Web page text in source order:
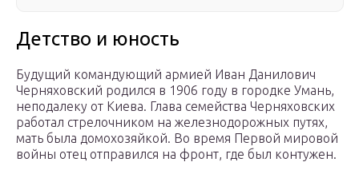
Детство и юность
Будущий командующий армией Иван Данилович
Черняховский родился в 1906 году в городке Умань,
неподалеку от Киева. Глава семейства Черняховских
работал стрелочником на железнодорожных путях,
мать была домохозяйкой. Во время Первой мировой
войны отец отправился на фронт, где был контужен.